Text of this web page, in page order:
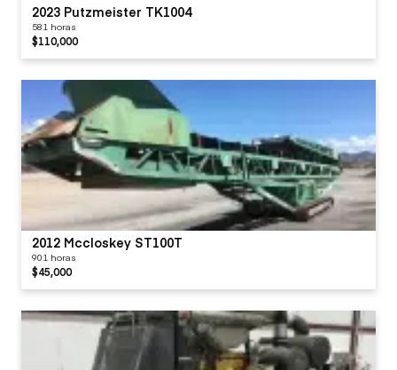
2023 Putzmeister TK1004
581 horas
$110,000
2012 Mccloskey ST100T
901 horas
$45,000